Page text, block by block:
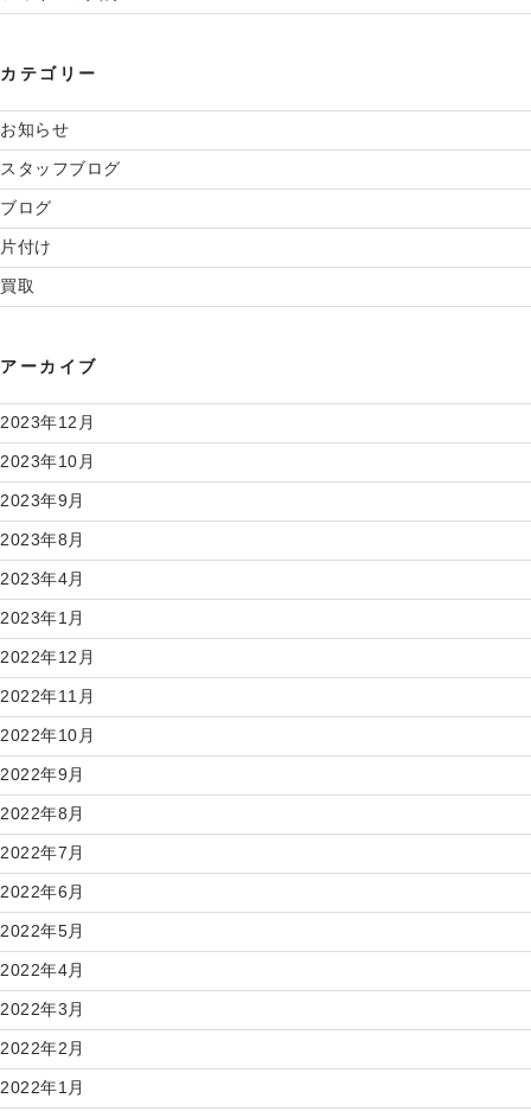
カテゴリー
お知らせ
スタッフブログ
ブログ
片付け
買取
アーカイブ
2023年12月
2023年10月
2023年9月
2023年8月
2023年4月
2023年1月
2022年12月
2022年11月
2022年10月
2022年9月
2022年8月
2022年7月
2022年6月
2022年5月
2022年4月
2022年3月
2022年2月
2022年1月